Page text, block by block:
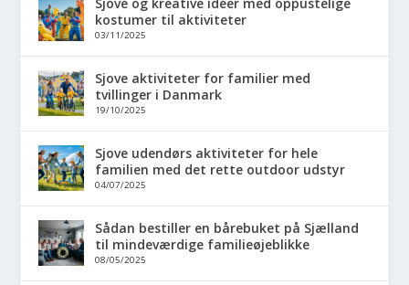
kostumer til aktiviteter
03/11/2025
Sjove aktiviteter for familier med
tvillinger i Danmark
19/10/2025
Sjove udendørs aktiviteter for hele
familien med det rette outdoor udstyr
04/07/2025
Sådan bestiller en bårebuket på Sjælland
til mindeværdige familieøjeblikke
08/05/2025